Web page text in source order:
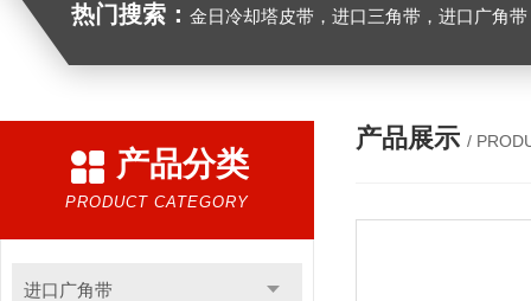
热门搜索： 金日冷却塔皮带，进口三角带，进口广角带，进口同步带，进口空压机皮
产品分类
PRODUCT CATEGORY
进口广角带
产品展示 /